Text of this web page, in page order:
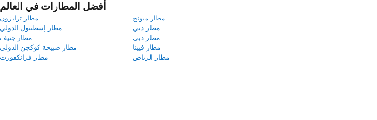
أفضل المطارات في العالم
مطار ترابزون
مطار ميونخ
مطار إسطنبول الدولي
مطار دبي
مطار جنيف
مطار دبي
مطار صبيحة كوكجن الدولي
مطار فيينا
مطار فرانكفورت
مطار الرياض